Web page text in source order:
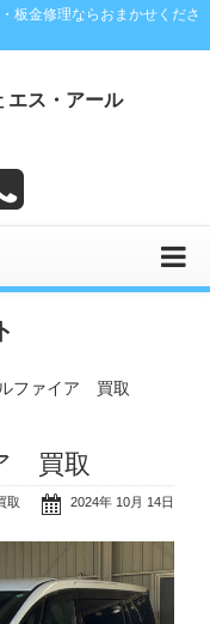
板金修理ならおまかせくださ
エス・アール
ファイア 買取
買取
2024年 10月 14日
取